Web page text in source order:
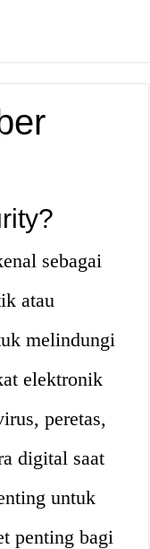
sebagai
atau
melindungi
elektronik
peretas,
digital saat
untuk
penting bagi